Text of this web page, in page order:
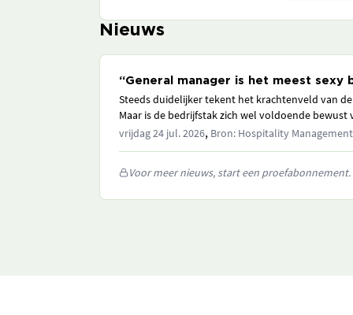
Nieuws
“General manager is het meest sexy
Steeds duidelijker tekent het krachtenveld van
Maar is de bedrijfstak zich wel voldoende bewust
vrijdag 24 jul. 2026, Bron: Hospitality Management
Voor meer nieuws, start een proefabonnement.